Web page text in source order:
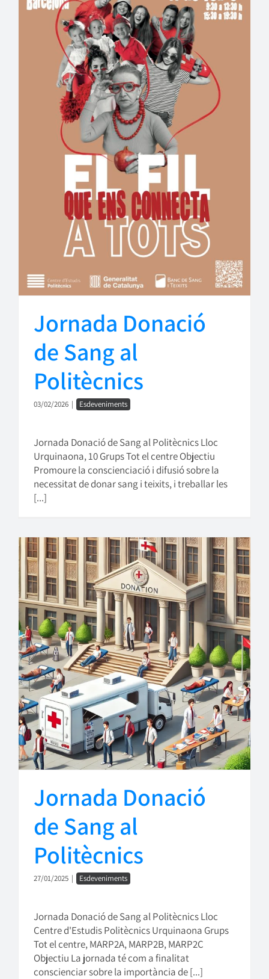
Jornada Donació
de Sang al
Politècnics
03/02/2026 | Esdeveniments
Jornada Donació de Sang al Politècnics Lloc
Urquinaona, 10 Grups Tot el centre Objectiu
Promoure la conscienciació i difusió sobre la
necessitat de donar sang i teixits, i treballar les
[...]
Jornada Donació
de Sang al
Politècnics
27/01/2025 | Esdeveniments
Jornada Donació de Sang al Politècnics Lloc
Centre d'Estudis Politècnics Urquinaona Grups
Tot el centre, MARP2A, MARP2B, MARP2C
Objectiu La jornada té com a finalitat
conscienciar sobre la importància de [...]